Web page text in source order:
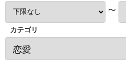
〜
カテゴリ